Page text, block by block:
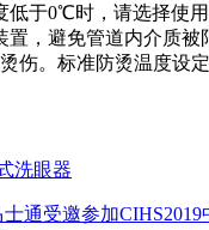
低于0℃时，请选择使
置，避免管道内介质
伤。标准防烫温度设
洗眼器
士通受邀参加